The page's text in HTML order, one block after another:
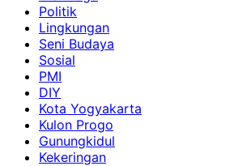
Politik
Lingkungan
Seni Budaya
Sosial
PMI
DIY
Kota Yogyakarta
Kulon Progo
Gunungkidul
Kekeringan